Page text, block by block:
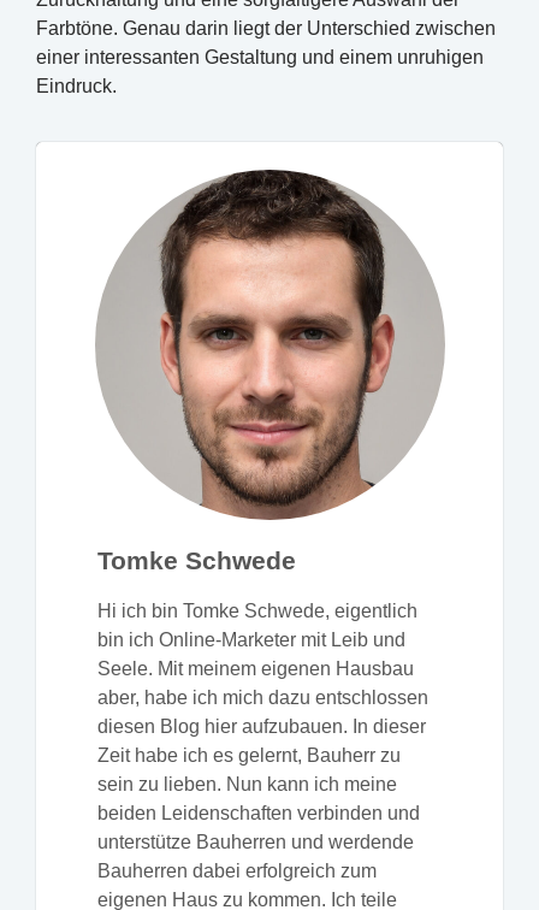
Farbtöne. Genau darin liegt der Unterschied zwischen
einer interessanten Gestaltung und einem unruhigen
Eindruck.
Tomke Schwede
Hi ich bin Tomke Schwede, eigentlich
bin ich Online-Marketer mit Leib und
Seele. Mit meinem eigenen Hausbau
aber, habe ich mich dazu entschlossen
diesen Blog hier aufzubauen. In dieser
Zeit habe ich es gelernt, Bauherr zu
sein zu lieben. Nun kann ich meine
beiden Leidenschaften verbinden und
unterstütze Bauherren und werdende
Bauherren dabei erfolgreich zum
eigenen Haus zu kommen. Ich teile